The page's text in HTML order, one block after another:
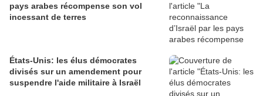
pays arabes récompense son vol
incessant de terres
États-Unis: les élus démocrates
divisés sur un amendement pour
suspendre l'aide militaire à Israël